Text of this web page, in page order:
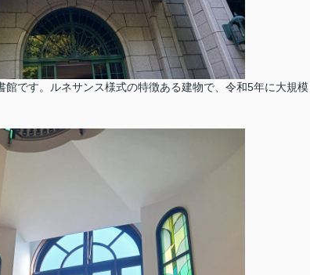
です。ルネサンス様式の特徴ある建物で、令和5年に大規